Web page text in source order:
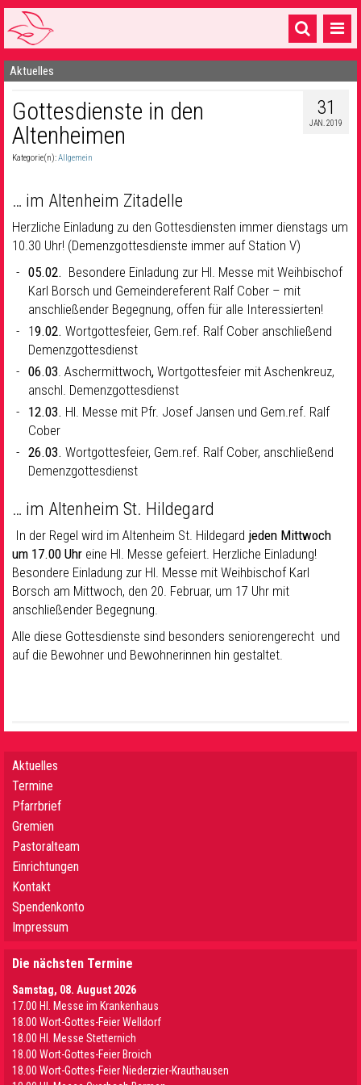
Startseite
1 Pfarrei
16 Gemeinden & mehr
Sakramente & Feste
Gemeinschaft & Soziales
Musik& Kultur
Seelsorge & Kontakt
Aktuelles
31
JAN. 2019
Gottesdienste in den
Altenheimen
Kategorie(n):Allgemein
… im Altenheim Zitadelle
Herzliche Einladung zu den Gottesdiensten immer dienstags um
10.30 Uhr! (Demenzgottesdienste immer auf Station V)
05.02. Besondere Einladung zur Hl. Messe mit Weihbischof
Karl Borsch und Gemeindereferent Ralf Cober – mit
anschließender Begegnung, offen für alle Interessierten!
19.02. Wortgottesfeier, Gem.ref. Ralf Cober anschließend
Demenzgottesdienst
06.03. Aschermittwoch, Wortgottesfeier mit Aschenkreuz,
anschl. Demenzgottesdienst
12.03. Hl. Messe mit Pfr. Josef Jansen und Gem.ref. Ralf
Cober
26.03. Wortgottesfeier, Gem.ref. Ralf Cober, anschließend
Demenzgottesdienst
… im Altenheim St. Hildegard
In der Regel wird im Altenheim St. Hildegard jeden Mittwoch
um 17.00 Uhr eine Hl. Messe gefeiert. Herzliche Einladung!
Besondere Einladung zur Hl. Messe mit Weihbischof Karl
Borsch am Mittwoch, den 20. Februar, um 17 Uhr mit
anschließender Begegnung.
Alle diese Gottesdienste sind besonders seniorengerecht und
auf die Bewohner und Bewohnerinnen hin gestaltet.
Aktuelles
Termine
Pfarrbrief
Gremien
Pastoralteam
Einrichtungen
Kontakt
Spendenkonto
Impressum
Die nächsten Termine
Samstag, 08. August 2026
17.00 Hl. Messe im Krankenhaus
18.00 Wort-Gottes-Feier Welldorf
18.00 Hl. Messe Stetternich
18.00 Wort-Gottes-Feier Broich
18.00 Wort-Gottes-Feier Niederzier-Krauthausen